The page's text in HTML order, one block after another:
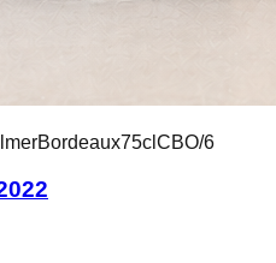
Bordeaux75cl CBO/6